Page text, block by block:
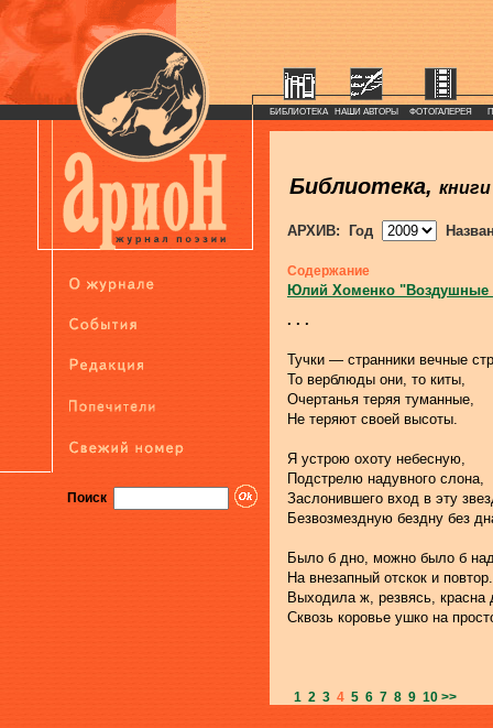
Поиск
БИБЛИОТЕКА НАШИ АВТОРЫ ФОТОГАЛЕРЕЯ
Библиотека, книги
АРХИВ: Год
Содержание
Юлий Хоменко
. . .
Тучки — странники вечные
То верблюды они, то киты,
Очертанья теряя туманные,
Не теряют своей высоты.
Я устрою охоту небесную,
Подстрелю надувного слона,
Заслонившего вход в эту
Безвозмездную бездну без
Было б дно, можно было б
На внезапный отскок и повтор.
Выходила ж, резвясь, красна
Сквозь коровье ушко на
1 2 3 4 5 6 7 8 9 10 >>